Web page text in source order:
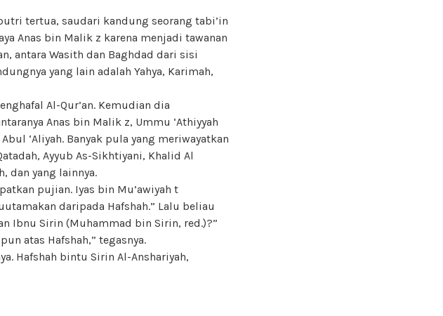
tertua, saudari kandung seorang tabi’in
Anas bin Malik z karena menjadi tawanan
antara Wasith dan Baghdad dari sisi
yang lain adalah Yahya, Karimah,
Al-Qur’an. Kemudian dia
Anas bin Malik z, Ummu ‘Athiyyah
‘Aliyah. Banyak pula yang meriwayatkan
Ayyub As-Sikhtiyani, Khalid Al
dan yang lainnya.
pujian. Iyas bin Mu’awiyah t
daripada Hafshah.” Lalu beliau
Ibnu Sirin (Muhammad bin Sirin, red.)?”
atas Hafshah,” tegasnya.
Hafshah bintu Sirin Al-Anshariyah,